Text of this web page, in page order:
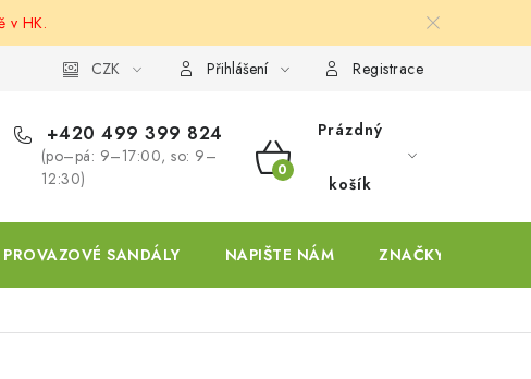
v HK.
CZK Přihlášení Registrace
+420 499 399 824
(po–pá: 9–17:00, so: 9–
12:30)
NÁKUPNÍ
KOŠÍK
Prázdný
košík
PROVAZOVÉ SANDÁLY NAPIŠTE NÁM ZNAČKY